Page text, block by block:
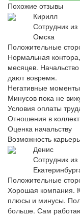
Похожие отзывы
Кирилл
Сотрудник из
Омска
Положительные
Нормальная
месяцев.
дают вовремя.
Негативные моменты
Минусов пока не
Условия оплаты
Отношения в
Оценка начальству
Возможность
Денис
Сотрудник из
Положительные
Хорошая компания.
плюсы и минусы.
больше. Сам